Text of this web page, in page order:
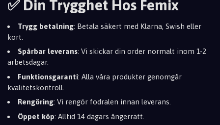
✅ Din Trygghet Hos Femix
Trygg betalning: Betala säkert med Klarna, Swish eller
kort.
Spårbar leverans: Vi skickar din order normalt inom 1-2
arbetsdagar.
Funktionsgaranti: Alla våra produkter genomgår
kvalitetskontroll.
Rengöring: Vi rengör fodralen innan leverans.
Öppet köp: Alltid 14 dagars ångerrätt.